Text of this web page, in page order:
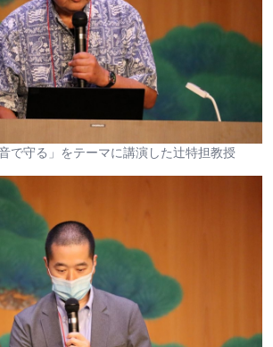
で守る」をテーマに講演した辻特担教授